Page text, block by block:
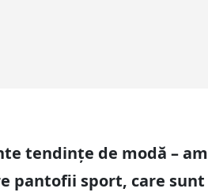
tendințe de modă – am
pantofii sport, care sunt